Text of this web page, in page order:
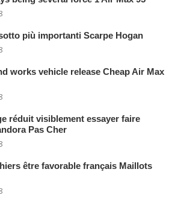
più importanti Scarpe Hogan
works vehicle release Cheap Air Max
réduit visiblement essayer faire
Pas Cher
être favorable français Maillots